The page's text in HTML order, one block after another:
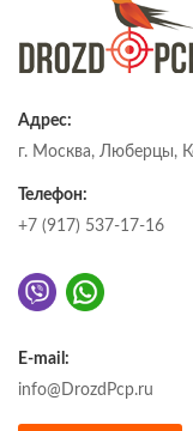
Адрес:
г. Москва, Люберцы,
Телефон:
+7 (917) 537-17-16
E-mail:
info@DrozdPcp.ru